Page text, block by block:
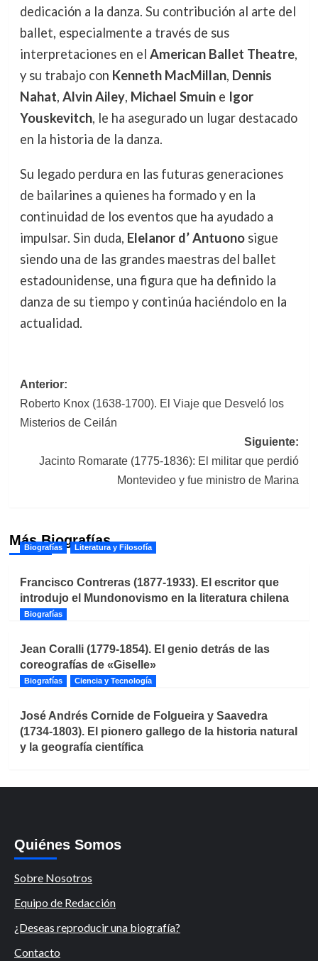
dedicación a la danza. Su contribución al arte del
ballet, especialmente a través de sus
interpretaciones en el American Ballet Theatre,
y su trabajo con Kenneth MacMillan, Dennis
Nahat, Alvin Ailey, Michael Smuine Igor
Youskevitch, le ha asegurado un lugar destacado
en la historia de la danza.
Su legado perdura en las futuras generaciones
de bailarines a quienes ha formado y en la
continuidad de los eventos que ha ayudado a
impulsar. Sin duda, Elelanor d’ Antuonosigue
siendo una de las grandes maestras del ballet
estadounidense, una figura que ha definido la
danza de su tiempo y continúa haciéndolo en la
actualidad.
Navegación
de
Anterior:
Roberto Knox (1638-1700). El Viaje que Desveló los
Misterios de Ceilán
Siguiente:
Jacinto Romarate (1775-1836): El militar que perdió
Montevideo y fue ministro de Marina
Más Biografías
Biografías Literatura y Filosofía
Francisco Contreras (1877-1933). El escritor que
introdujo el Mundonovismo en la literatura chilena
Biografías
Jean Coralli (1779-1854). El genio detrás de las
coreografías de «Giselle»
Biografías Ciencia y Tecnología
José Andrés Cornide de Folgueira y Saavedra
(1734-1803). El pionero gallego de la historia natural
y la geografía científica
Quiénes Somos
Sobre Nosotros
Equipo de Redacción
¿Deseas reproducir una biografía?
Contacto